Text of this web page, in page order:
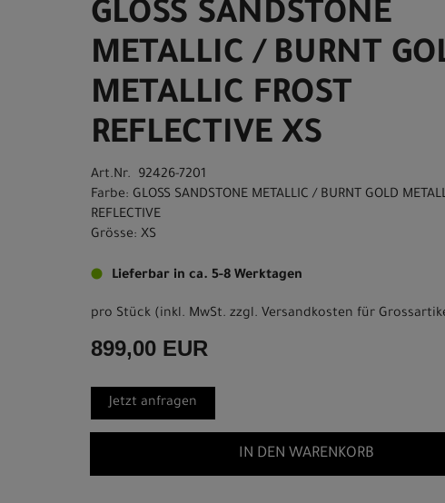
GLOSS SANDSTONE
METALLIC / BURNT
METALLIC FROST
REFLECTIVE XS
Art.Nr. 92426-7201
Farbe: GLOSS SANDSTONE METALLIC / BURNT GOLD
REFLECTIVE
Grösse: XS
Lieferbar in ca. 5-8 Werktagen
pro Stück (inkl. MwSt. zzgl. Versandkosten für
899,00 EUR
Jetzt anfragen
IN DEN WARENKORB